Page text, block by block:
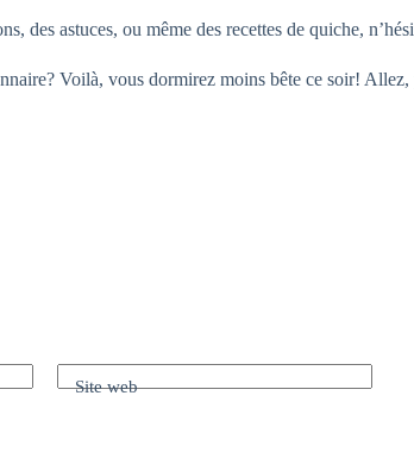
des astuces, ou même des recettes de quiche,
Voilà, vous dormirez moins bête ce soir!
Site web